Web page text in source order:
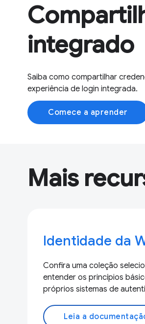
integrado
Saiba como compartilhar
experiência de login integrada.
Comece a aprender
Mais
Identidade da
Confira uma coleção
entender os princípios
próprios sistemas de
Leia a